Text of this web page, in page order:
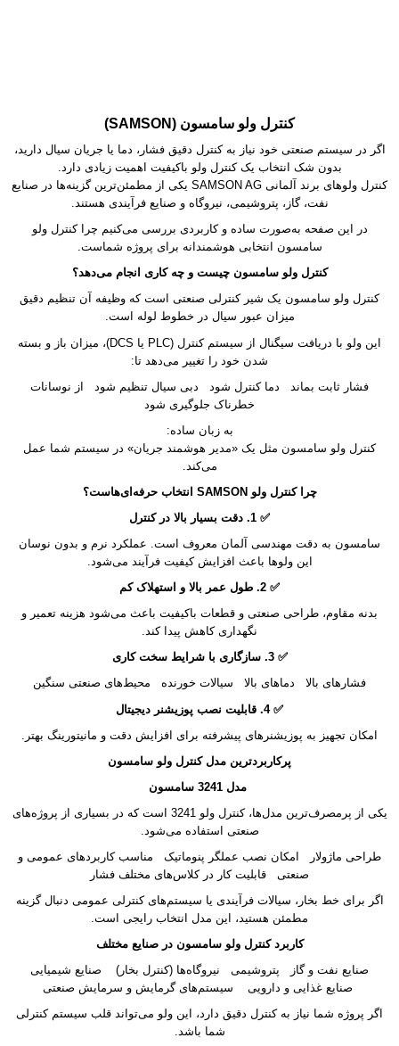
کنترل ولو سامسون (SAMSON)
اگر در سیستم صنعتی خود نیاز به کنترل دقیق فشار، دما یا جریان سیال دارید،
بدون شک انتخاب یک کنترل ولو باکیفیت اهمیت زیادی دارد.
کنترل ولوهای برند آلمانی SAMSON AG یکی از مطمئن‌ترین گزینه‌ها در صنایع
نفت، گاز، پتروشیمی، نیروگاه و صنایع فرآیندی هستند.
در این صفحه به‌صورت ساده و کاربردی بررسی می‌کنیم چرا کنترل ولو
سامسون انتخابی هوشمندانه برای پروژه شماست.
کنترل ولو سامسون چیست و چه کاری انجام می‌دهد؟
کنترل ولو سامسون یک شیر کنترلی صنعتی است که وظیفه آن تنظیم دقیق
میزان عبور سیال در خطوط لوله است.
این ولو با دریافت سیگنال از سیستم کنترل (PLC یا DCS)، میزان باز و بسته
شدن خود را تغییر می‌دهد تا:
فشار ثابت بماند دما کنترل شود دبی سیال تنظیم شود از نوسانات
خطرناک جلوگیری شود
به زبان ساده:
کنترل ولو سامسون مثل یک «مدیر هوشمند جریان» در سیستم شما عمل
می‌کند.
چرا کنترل ولو SAMSON انتخاب حرفه‌ای‌هاست؟
✅ 1. دقت بسیار بالا در کنترل
سامسون به دقت مهندسی آلمان معروف است. عملکرد نرم و بدون نوسان
این ولوها باعث افزایش کیفیت فرآیند می‌شود.
✅ 2. طول عمر بالا و استهلاک کم
بدنه مقاوم، طراحی صنعتی و قطعات باکیفیت باعث می‌شود هزینه تعمیر و
نگهداری کاهش پیدا کند.
✅ 3. سازگاری با شرایط سخت کاری
فشارهای بالا دماهای بالا سیالات خورنده محیط‌های صنعتی سنگین
✅ 4. قابلیت نصب پوزیشنر دیجیتال
امکان تجهیز به پوزیشنرهای پیشرفته برای افزایش دقت و مانیتورینگ بهتر.
پرکاربردترین مدل کنترل ولو سامسون
مدل 3241 سامسون
یکی از پرمصرف‌ترین مدل‌ها، کنترل ولو 3241 است که در بسیاری از پروژه‌های
صنعتی استفاده می‌شود.
طراحی ماژولار امکان نصب عملگر پنوماتیک مناسب کاربردهای عمومی و
صنعتی قابلیت کار در کلاس‌های مختلف فشار
اگر برای خط بخار، سیالات فرآیندی یا سیستم‌های کنترلی عمومی دنبال گزینه
مطمئن هستید، این مدل انتخاب رایجی است.
کاربرد کنترل ولو سامسون در صنایع مختلف
صنایع نفت و گاز پتروشیمی نیروگاه‌ها (کنترل بخار) صنایع شیمیایی
صنایع غذایی و دارویی سیستم‌های گرمایش و سرمایش صنعتی
اگر پروژه شما نیاز به کنترل دقیق دارد، این ولو می‌تواند قلب سیستم کنترلی
شما باشد.